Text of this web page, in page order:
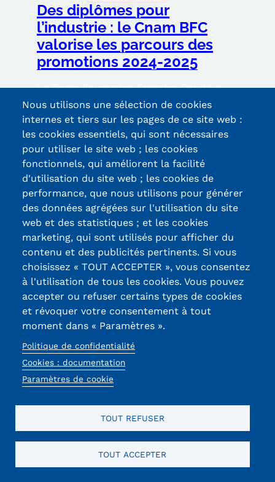
Des diplômes pour
l’industrie : le Cnam BFC
valorise les parcours des
promotions 2024-2025
Le Cnam Bourgogne Franche-Comté a
réuni, le 5 février 2026 à Belfort,
diplômés, équipes pédagogiques et
partenaires à l’occasion de la remise des
diplômes des formations industrielles. Un
moment de reconnaissance pour des
parcours ancrés dans les besoins du
territoire.
Lire la suite
Voir toute l'actualité
Préinscrivez-vous à cette
formation
Vos Informations
Prénom
Nom
Homme
Femme
Nous utilisons une sélection de cookies
internes et tiers sur les pages de ce site web :
les cookies essentiels, qui sont nécessaires
pour utiliser le site web ; les cookies
fonctionnels, qui améliorent la facilité
d'utilisation du site web ; les cookies de
performance, que nous utilisons pour générer
des données agrégées sur l'utilisation du site
web et des statistiques ; et les cookies
marketing, qui sont utilisés pour afficher du
contenu et des publicités pertinents. Si vous
choisissez « TOUT ACCEPTER », vous consentez
à l'utilisation de tous les cookies. Vous pouvez
accepter ou refuser certains types de cookies
et révoquer votre consentement à tout
moment dans « Paramètres ».
Politique de confidentialité
Cookies : documentation
Paramètres de cookie
TOUT REFUSER
TOUT ACCEPTER